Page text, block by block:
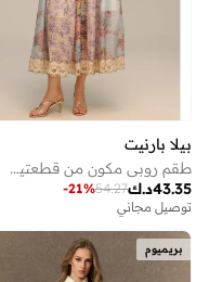
بيلا بارنيت
طقم روبي مكون من قطعتين من بلوزة وتنورة دانتيل مطبوعة بالورود بأكمام طويلة
د.ك43.35
54.27
-21%
توصيل مجاني
بريميوم